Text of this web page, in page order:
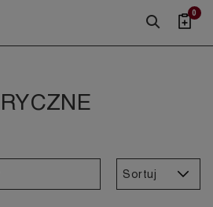
0
Sortuj